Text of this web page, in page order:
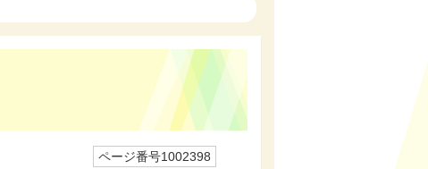
ページ番号1002398